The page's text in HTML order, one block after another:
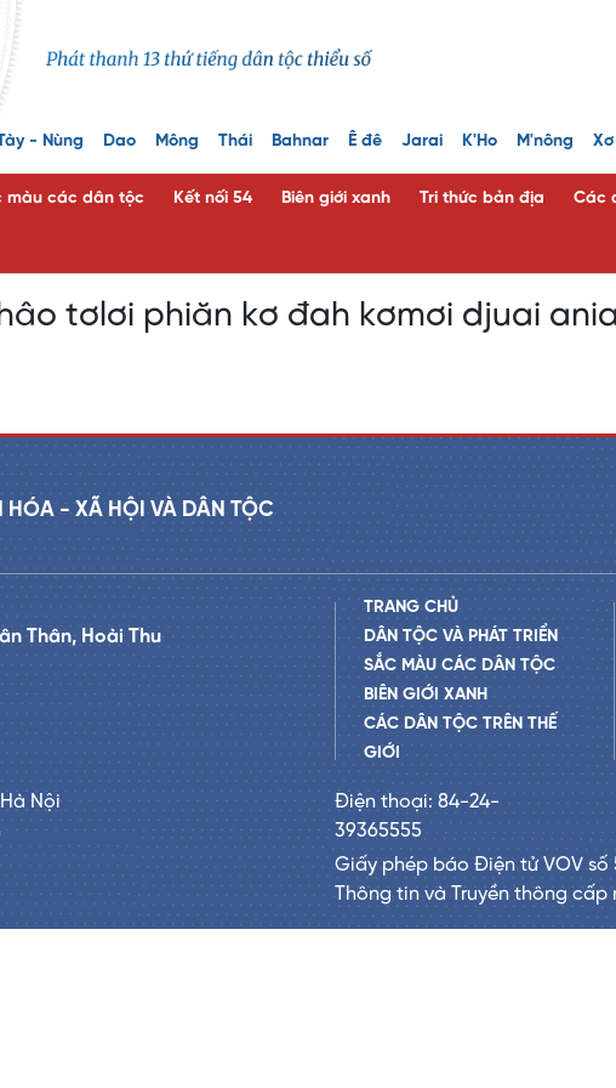
- Nùng Dao Mông Thái Bahnar Ê đê Jarai K'Ho M'nông
màu các dân tộc Kết nối 54 Biên giới xanh Tri thức bản địa Các
tơlơi phiăn kơ đah kơmơi djuai
- XÃ HỘI VÀ DÂN TỘC
Thân, Hoài Thu
TRANG CHỦ
DÂN TỘC VÀ PHÁT TRIỂN
SẮC MÀU CÁC DÂN TỘC
BIÊN GIỚI XANH
CÁC DÂN TỘC TRÊN THẾ
GIỚI
Nội
Điện thoại: 84-24-
39365555
Giấy phép báo Điện tử VOV số
Thông tin và Truyền thông cấp